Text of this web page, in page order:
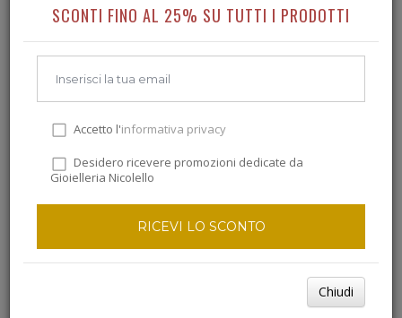
SCONTI FINO AL 25% SU TUTTI I PRODOTTI
Accetto l'informativa privacy
Desidero ricevere promozioni dedicate da
Gioielleria Nicolello
RICEVI LO SCONTO
Chiudi